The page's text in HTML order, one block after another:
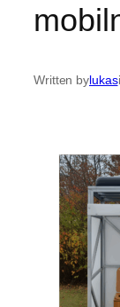
Written bylukas